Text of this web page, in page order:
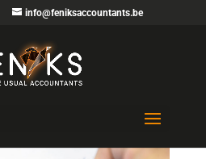
info@feniksaccountants.be